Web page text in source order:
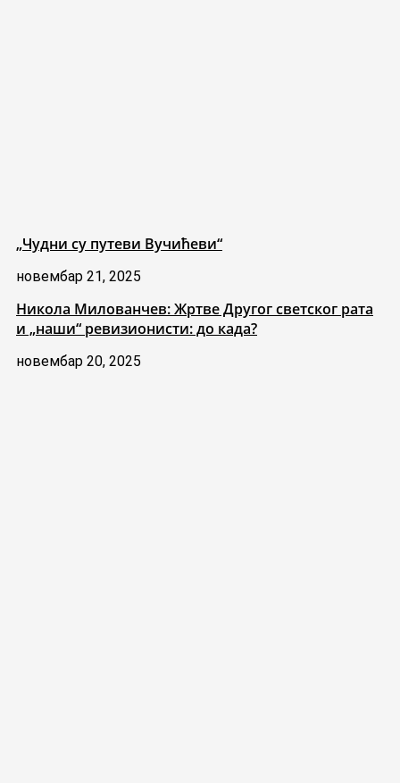
„Чудни су путеви Вучићеви“
новембар 21, 2025
Никола Милованчев: Жртве Другог светског рата
и „наши“ ревизионисти: до када?
новембар 20, 2025